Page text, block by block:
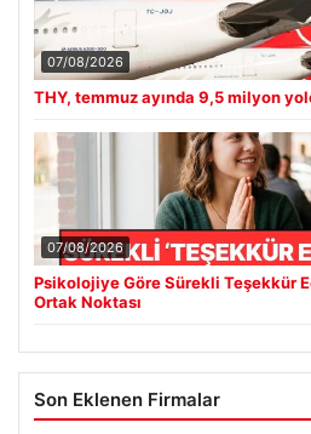
07/08/2026
THY, temmuz ayında 9,5 milyon
07/08/2026
Psikolojiye Göre Sürekli Teşekkür
Ortak Noktası
Son Eklenen Firmalar